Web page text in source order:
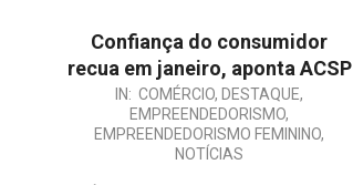
Confiança do consumidor
recua em janeiro, aponta ACSP
IN: COMÉRCIO, DESTAQUE,
EMPREENDEDORISMO,
EMPREENDEDORISMO FEMININO,
NOTÍCIAS